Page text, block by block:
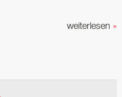
weiterlesen »